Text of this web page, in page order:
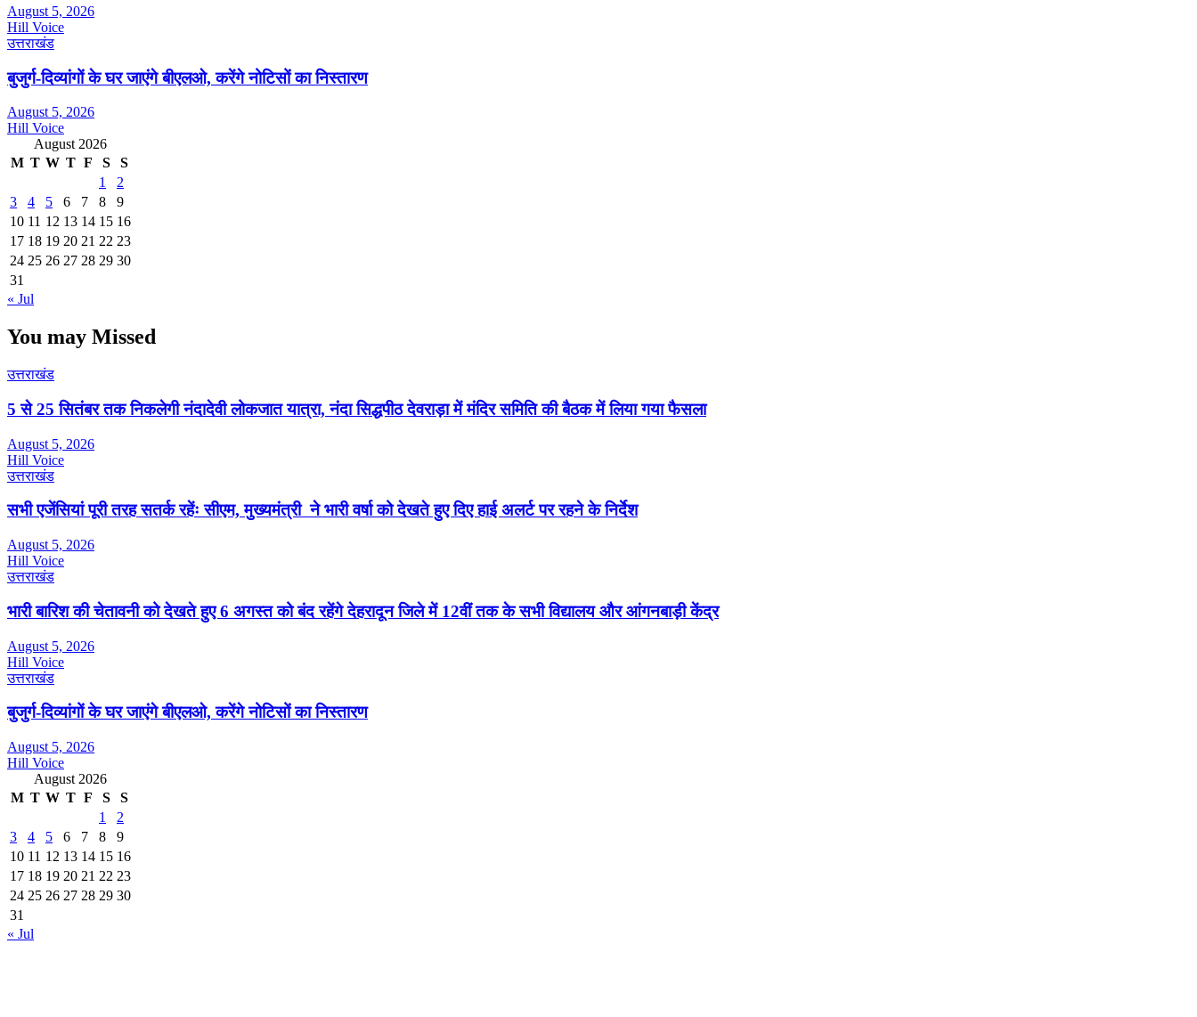
August 5, 2026
Hill Voice
उत्तराखंड
बुजुर्ग-दिव्यांगों के घर जाएंगे बीएलओ, करेंगे नोटिसों का निस्तारण
August 5, 2026
Hill Voice
August 2026
M T W T F S
S
1
2
3
4 5 6 7 8
9
10 11 12 13 14 15 16
17 18 19 20 21 22 23
24 25 26 27 28 29 30
31
« Jul
You may Missed
उत्तराखंड
5 से 25 सितंबर तक निकलेगी नंदादेवी लोकजात यात्रा, नंदा सिद्धपीठ देवराड़ा में मंदिर समिति की बैठक में लिया गया फैसला
August 5, 2026
Hill Voice
उत्तराखंड
सभी एजेंसियां पूरी तरह सतर्क रहेंः सीएम, मुख्यमंत्री ने भारी वर्षा को देखते हुए दिए हाई अलर्ट पर रहने के निर्देश
August 5, 2026
Hill Voice
उत्तराखंड
भारी बारिश की चेतावनी को देखते हुए 6 अगस्त को बंद रहेंगे देहरादून जिले में 12वीं तक के सभी विद्यालय और आंगनबाड़ी केंद्र
August 5, 2026
Hill Voice
उत्तराखंड
बुजुर्ग-दिव्यांगों के घर जाएंगे बीएलओ, करेंगे नोटिसों का निस्तारण
August 5, 2026
Hill Voice
August 2026
M T W T F S
S
1
2
3
4 5 6 7 8
9
10 11 12 13 14 15 16
17 18 19 20 21 22 23
24 25 26 27 28 29 30
31
« Jul